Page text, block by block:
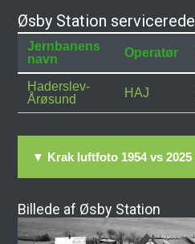
Øsby Station
Jernbanens
navn
Operatør
Haderslev-
Årøsund
HAJ
▼ Krak luftfoto 1954 vs
Billede af Øsby Station